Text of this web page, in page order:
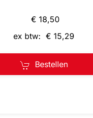
€ 18,50
ex btw: € 15,29
Bestellen